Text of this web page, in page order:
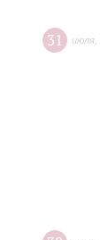
31 июля